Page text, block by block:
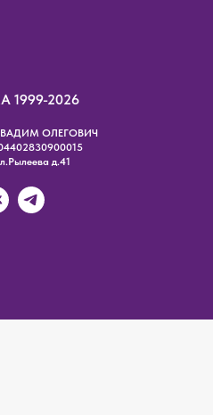
1999-2026
ВАДИМ ОЛЕГОВИЧ
д.41